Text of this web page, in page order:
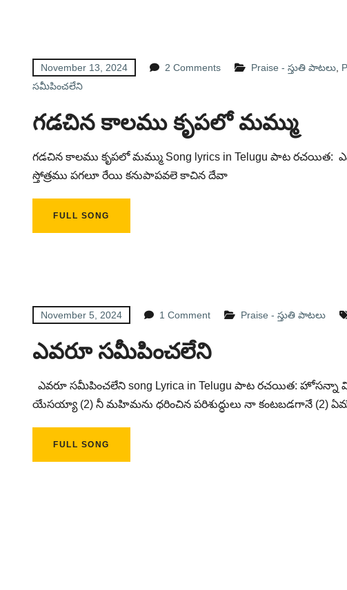
November 13, 2024 2 Comments Praise - స్తుతి పాటలు
సమీపించలేని
గడచిన కాలము కృపలో మమ్ము
గడచిన కాలము కృపలో మమ్ము Song lyrics in Telugu పాట
స్తోత్రము పగలూ రేయి కనుపాపవలె కాచిన దేవా
FULL SONG
November 5, 2024 1 Comment Praise - స్తుతి పాటలు
ఎవరూ సమీపించలేని
ఎవరూ సమీపించలేని song Lyrica in Telugu పాట రచయిత: హోసన్నా
యేసయ్యా (2) నీ మహిమను ధరించిన పరిశుద్ధులు నా కంటబడగానే (2)
FULL SONG